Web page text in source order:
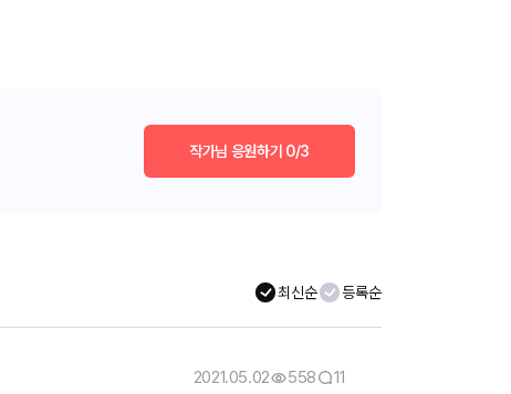
작가님 응원하기 0/3
최신순 등록순
2021.05.02 558 11